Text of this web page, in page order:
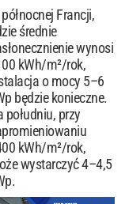
Francji,
średnie
wynosi
kWh/m²/rok,
o mocy 5–6
będzie konieczne.
południu, przy
kWh/m²/rok,
wystarczyć 4–4,5